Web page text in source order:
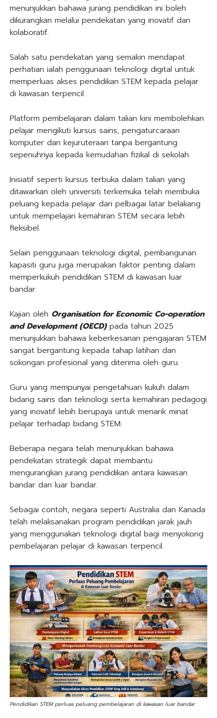
menunjukkan bahawa jurang pendidikan ini boleh
dikurangkan melalui pendekatan yang inovatif dan
kolaboratif.
Salah satu pendekatan yang semakin mendapat
perhatian ialah penggunaan teknologi digital untuk
memperluas akses pendidikan STEM kepada pelajar
di kawasan terpencil.
Platform pembelajaran dalam talian kini membolehkan
pelajar mengikuti kursus sains, pengaturcaraan
komputer dan kejuruteraan tanpa bergantung
sepenuhnya kepada kemudahan fizikal di sekolah.
Inisiatif seperti kursus terbuka dalam talian yang
ditawarkan oleh universiti terkemuka telah membuka
peluang kepada pelajar dari pelbagai latar belakang
untuk mempelajari kemahiran STEM secara lebih
fleksibel.
Selain penggunaan teknologi digital, pembangunan
kapasiti guru juga merupakan faktor penting dalam
memperkukuh pendidikan STEM di kawasan luar
bandar.
Kajian oleh Organisation for Economic Co-operation
and Development (OECD)pada tahun 2025
menunjukkan bahawa keberkesanan pengajaran STEM
sangat bergantung kepada tahap latihan dan
sokongan profesional yang diterima oleh guru.
Guru yang mempunyai pengetahuan kukuh dalam
bidang sains dan teknologi serta kemahiran pedagogi
yang inovatif lebih berupaya untuk menarik minat
pelajar terhadap bidang STEM.
Beberapa negara telah menunjukkan bahawa
pendekatan strategik dapat membantu
mengurangkan jurang pendidikan antara kawasan
bandar dan luar bandar.
Sebagai contoh, negara seperti Australia dan Kanada
telah melaksanakan program pendidikan jarak jauh
yang menggunakan teknologi digital bagi menyokong
pembelajaran pelajar di kawasan terpencil.
Pendidikan STEM perluas peluang pembelajaran di kawasan luar bandar